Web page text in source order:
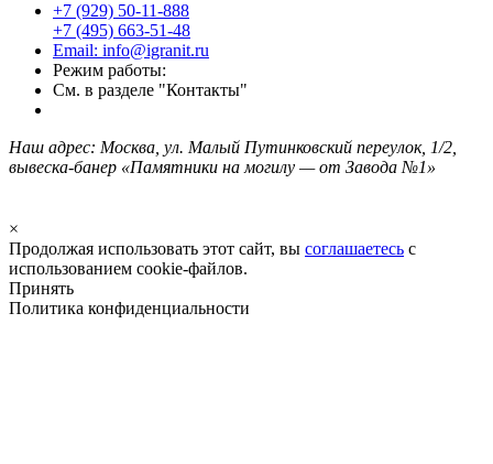
+7 (929) 50-11-888
+7 (495) 663-51-48
Email: info@igranit.ru
Режим работы:
См. в разделе "Контакты"
Наш адрес: Москва, ул. Малый Путинковский переулок, 1/2,
вывеска-банер «Памятники на могилу — от Завода №1»
×
Продолжая использовать этот сайт, вы соглашаетесь с
использованием cookie-файлов.
Принять
Политика конфиденциальности